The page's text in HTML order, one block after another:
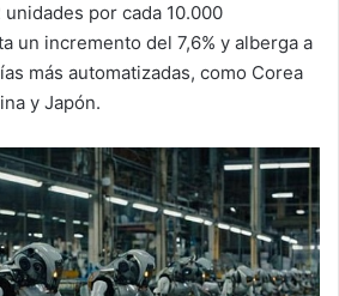
por cada 10.000
un incremento del 7,6% y alberga a
más automatizadas, como Corea
y Japón.